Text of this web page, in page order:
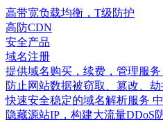
高带宽负载均衡，T级防护
高防CDN
安全产品
域名注册
提供域名购买，续费，管理服务
防止网站数据被窃取、篡改、劫
快速安全稳定的域名解析服务
隐藏源站IP，构建大流量DDoS